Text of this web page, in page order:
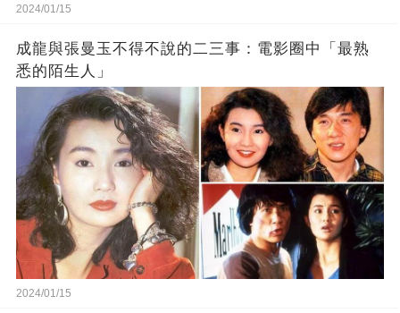
2024/01/15
成龍與張曼玉不得不說的二三事：電影圈中「最熟
悉的陌生人」
2024/01/15